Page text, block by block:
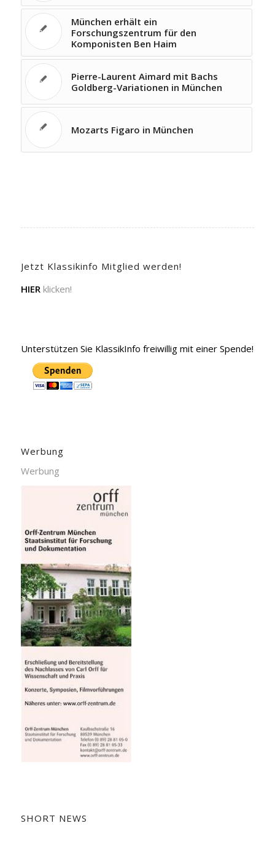
München erhält ein
Forschungszentrum für den
Komponisten Ben Haim
Pierre-Laurent Aimard mit Bachs
Goldberg-Variationen in München
Mozarts Figaro in München
Jetzt Klassikinfo Mitglied werden!
HIER klicken!
Unterstützen Sie KlassikInfo freiwillig mit einer Spende!
Werbung
Werbung
SHORT NEWS